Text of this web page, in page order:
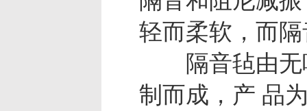
轻而柔软，而
隔音毡由无味
制而成，产 品